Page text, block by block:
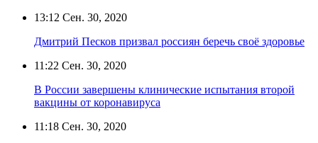
13:12 Сен. 30, 2020
Дмитрий Песков призвал россиян беречь своё здоровье
11:22 Сен. 30, 2020
В России завершены клинические испытания второй
вакцины от коронавируса
11:18 Сен. 30, 2020